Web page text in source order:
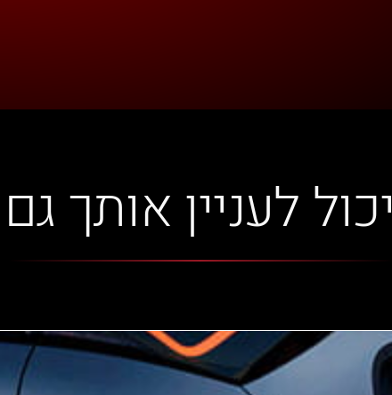
יכול לעניין אותך גם